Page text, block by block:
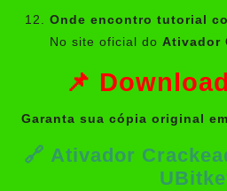
Onde encontro tutorial
No site oficial do Ativador
📌
Garanta sua cópia original
🔗 Ativador